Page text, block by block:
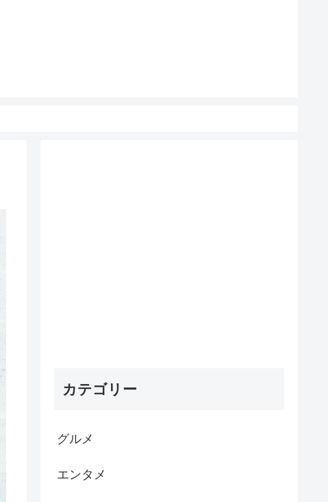
カテゴリー
グルメ
エンタメ